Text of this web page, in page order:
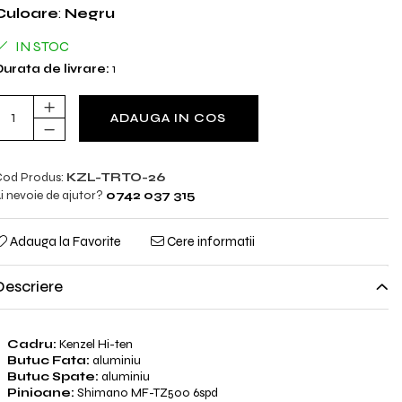
: Negru
IN STOC
de livrare: 1
ADAUGA IN COS
Produs: KZL-TRTO-26
nevoie de ajutor? 0742 037 315
Adauga la Favorite Cere informatii
Cadru: Kenzel Hi-ten
Butuc Fata: aluminiu
Butuc Spate: aluminiu
Pinioane: Shimano MF-TZ500 6spd